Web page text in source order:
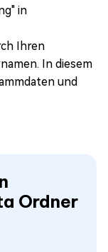
in
Ihren
In diesem
und
Ordner